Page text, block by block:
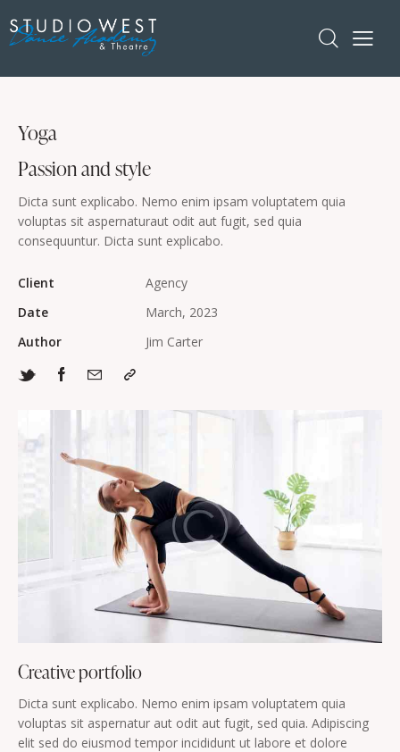
Yoga
Passion and style
Dicta sunt explicabo. Nemo enim ipsam voluptatem quia
voluptas sit aspernaturaut odit aut fugit, sed quia
consequuntur. Dicta sunt explicabo.
Client
Agency
Date
March, 2023
Author
Jim Carter
Creative portfolio
Dicta sunt explicabo. Nemo enim ipsam voluptatem quia
voluptas sit aspernatur aut odit aut fugit, sed quia. Adipiscing
elit sed do eiusmod tempor incididunt ut labore et dolore